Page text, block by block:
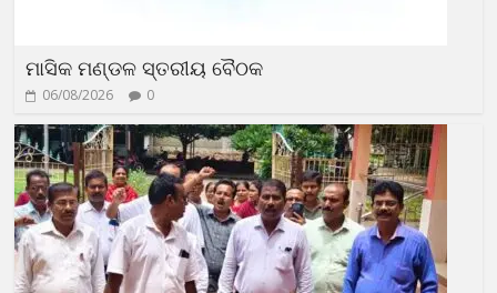
ମାସିକ ମଣ୍ଡଳ ସ୍ତରୀୟ ବୈଠକ
06/08/2026 0